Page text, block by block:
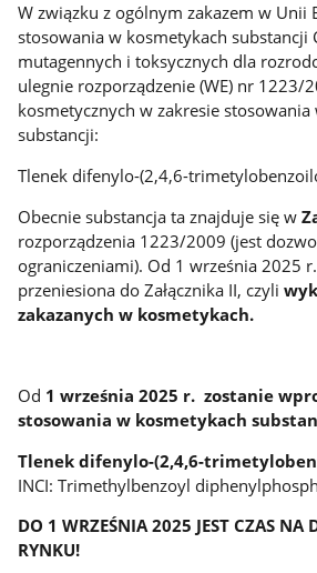
W związku z ogólnym zakazem w Unii
stosowania w kosmetykach substancji
mutagennych i toksycznych dla
ulegnie rozporządzenie (WE) nr
kosmetycznych w zakresie
substancji:
Tlenek difenylo-(2,4,6-
Obecnie substancja ta znajduje się w
rozporządzenia 1223/2009 (jest
ograniczeniami). Od 1 września 2025
przeniesiona do Załącznika II, czyli
zakazanych w kosmetykach.
Od 1 września 2025 r. zostanie
stosowania w kosmetykach
Tlenek difenylo-(2,4,6-
INCI: Trimethylbenzoyl
DO 1 WRZEŚNIA 2025 JEST CZAS NA
RYNKU!